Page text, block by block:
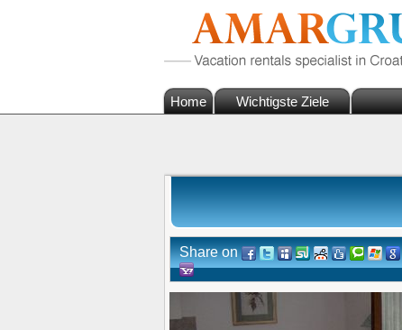
Home Wichtigste Ziele
Share on